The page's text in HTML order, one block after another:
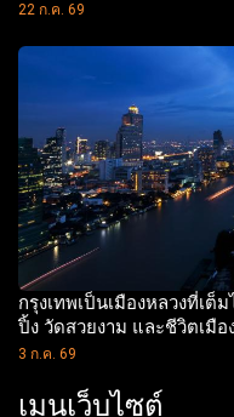
22 ก.ค. 69
กรุงเทพเป็นเมืองหลวงที่เ
ปิ้ง วัดสวยงาม และชีวิตเมื
3 ก.ค. 69
เมนูเว็บไซต์